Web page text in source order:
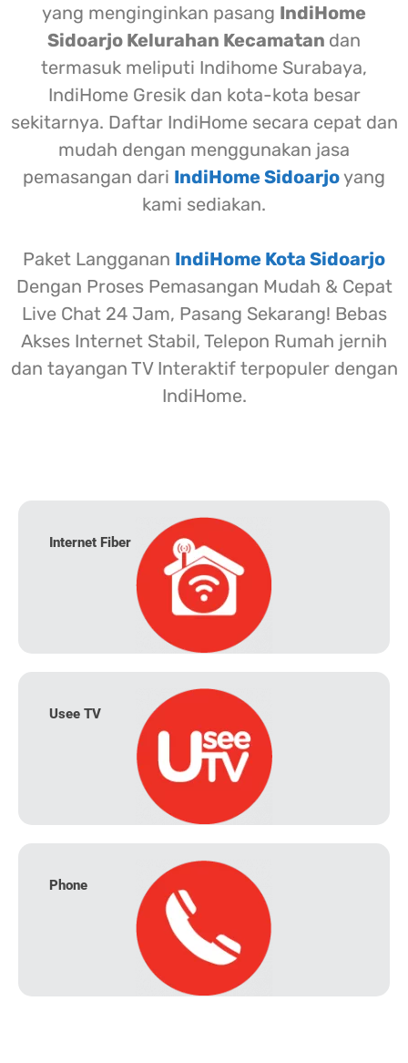
yang menginginkan pasang IndiHome
Sidoarjo Kelurahan Kecamatan dan
termasuk meliputi Indihome Surabaya,
IndiHome Gresik dan kota-kota besar
sekitarnya. Daftar IndiHome secara cepat dan
mudah dengan menggunakan jasa
pemasangan dari IndiHome Sidoarjoyang
kami sediakan.
Paket Langganan IndiHome Kota Sidoarjo
Dengan Proses Pemasangan Mudah & Cepat
Live Chat 24 Jam, Pasang Sekarang! Bebas
Akses Internet Stabil, Telepon Rumah jernih
dan tayangan TV Interaktif terpopuler dengan
IndiHome.
Internet Fiber
Usee TV
Phone